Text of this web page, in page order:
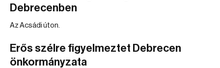
Debrecenben
Az Acsádi úton.
Erős szélre figyelmeztet Debrecen
önkormányzata